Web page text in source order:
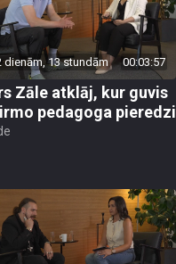
dienām, 13 stundām 00:03:57
Zāle atklāj, kur guvis
pedagoga pieredzi